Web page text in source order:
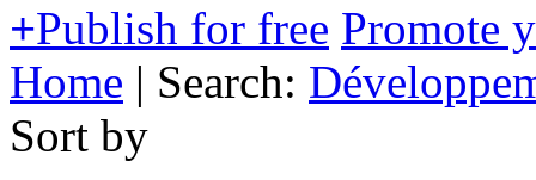
+Publish for free Promote
Home | Search:
Sort by